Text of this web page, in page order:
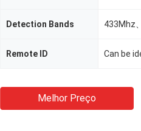
Detection Bands
Remote ID Can be
Melhor Preço